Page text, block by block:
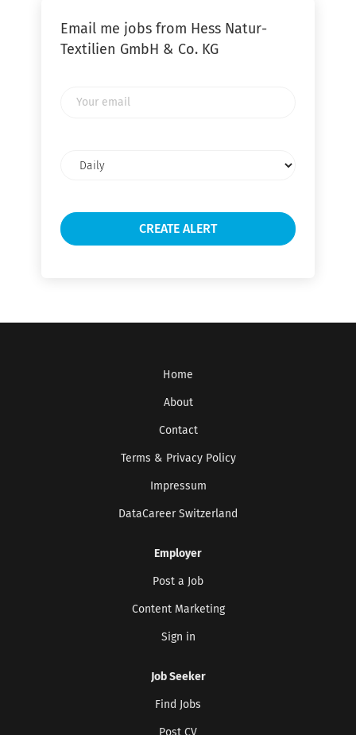
Email me jobs from Hess Natur-
Textilien GmbH & Co. KG
frequency
Home
About
Contact
Terms & Privacy Policy
Impressum
DataCareer Switzerland
Employer
Post a Job
Content Marketing
Sign in
Job Seeker
Find Jobs
Post CV